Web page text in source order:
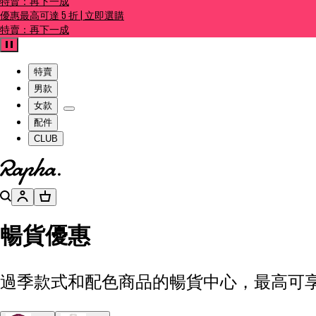
特賣：再下一成
優惠最高可達 5 折 | 立即選購
特賣：再下一成
特賣
男款
女款
配件
CLUB
前往官網主頁
搜尋帳號 購物籃
暢貨優惠
過季款式和配色商品的暢貨中心，最高可